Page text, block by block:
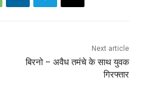
Next article
बिरनो – अवैध तमंचे के साथ युवक
गिरफ्तार